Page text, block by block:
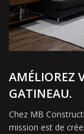
AMÉLIOREZ
GATINEAU.
Chez MB
mission est de